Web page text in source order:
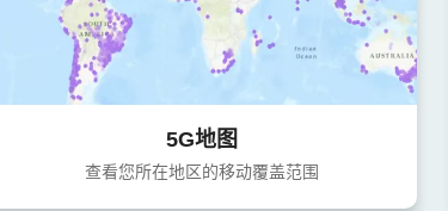
5G地图
查看您所在地区的移动覆盖范围